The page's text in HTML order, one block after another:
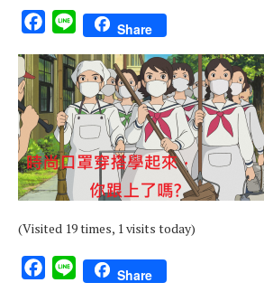
Facebook
Line Share
(Visited 19 times, 1 visits today)
Facebook
Line Share